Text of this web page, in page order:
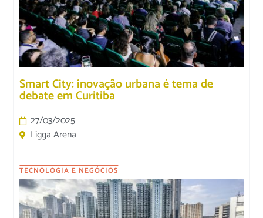
Smart City: inovação urbana é tema de
debate em Curitiba
27/03/2025
Ligga Arena
TECNOLOGIA E NEGÓCIOS